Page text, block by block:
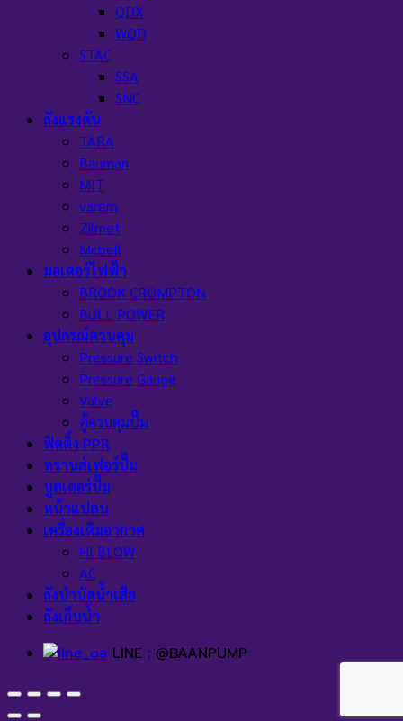
QDX
WQD
STAC
SSA
SNC
ถังแรงดัน
TARA
Bauman
MIT
varem
Zilmet
Mcbell
มอเตอร์ไฟฟ้า
BROOK CROMPTON
BULL POWER
อุปกรณ์ควบคุม
Pressure Switch
Pressure Gauge
Valve
ตู้ควบคุมปั๊ม
ฟิตติ้ง PPR
ทรานส์เฟอร์ปั๊ม
บูสเตอร์ปั๊ม
หน้าแปลน
เครื่องเติมอากาศ
HI BLOW
AC
ถังบำบัดน้ำเสีย
ถังเก็บน้ำ
LINE : @BAANPUMP